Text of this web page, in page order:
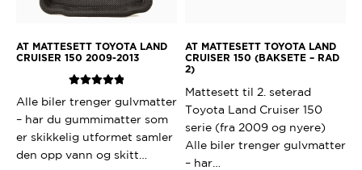
AT MATTESETT TOYOTA LAND
CRUISER 150 2009-2013
Alle biler trenger gulvmatter
– har du gummimatter som
er skikkelig utformet samler
den opp vann og skitt…
AT MATTESETT TOYOTA LAND
CRUISER 150 (BAKSETE – RAD
2)
Mattesett til 2. seterad
Toyota Land Cruiser 150
serie (fra 2009 og nyere)
Alle biler trenger gulvmatter
– har…